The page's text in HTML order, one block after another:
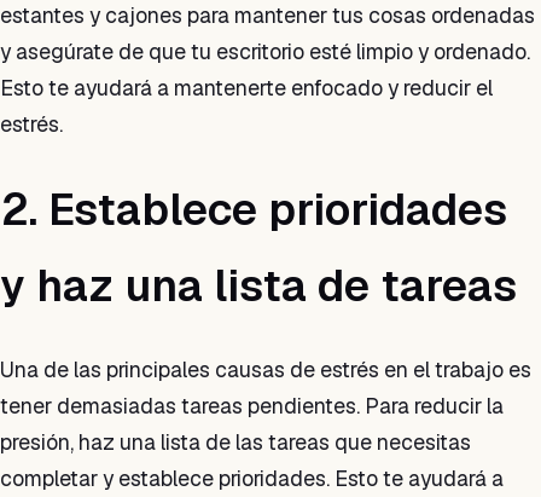
estantes y cajones para mantener tus cosas ordenadas
y asegúrate de que tu escritorio esté limpio y ordenado.
Esto te ayudará a mantenerte enfocado y reducir el
estrés.
2. Establece prioridades
y haz una lista de tareas
Una de las principales causas de estrés en el trabajo es
tener demasiadas tareas pendientes. Para reducir la
presión, haz una lista de las tareas que necesitas
completar y establece prioridades. Esto te ayudará a